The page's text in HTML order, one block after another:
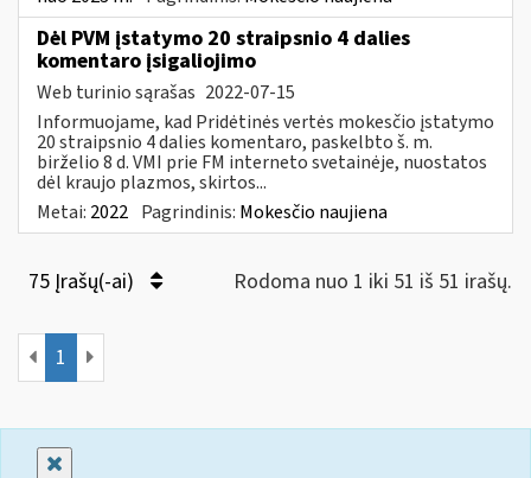
Dėl PVM įstatymo 20 straipsnio 4 dalies
komentaro įsigaliojimo
Web turinio sąrašas 2022-07-15
Informuojame, kad Pridėtinės vertės mokesčio įstatymo
20 straipsnio 4 dalies komentaro, paskelbto š. m.
birželio 8 d. VMI prie FM interneto svetainėje, nuostatos
dėl kraujo plazmos, skirtos...
Metai: 2022 Pagrindinis: Mokesčio naujiena
75 Įrašų(-ai) Rodoma nuo 1 iki 51 iš 51 irašų.
1